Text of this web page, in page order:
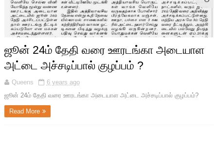
ஜூன் 24ம் தேதி வரை ஊரடங்கா அடையாள
அட்டை அச்சடிப்பால் குழப்பம் ?
Queens
6 years ago
ஜூன் 24ம் தேதி வரை ஊரடங்கா அடையாள அட்டை அச்சடிப்பால் குழப்பம்?
Read More